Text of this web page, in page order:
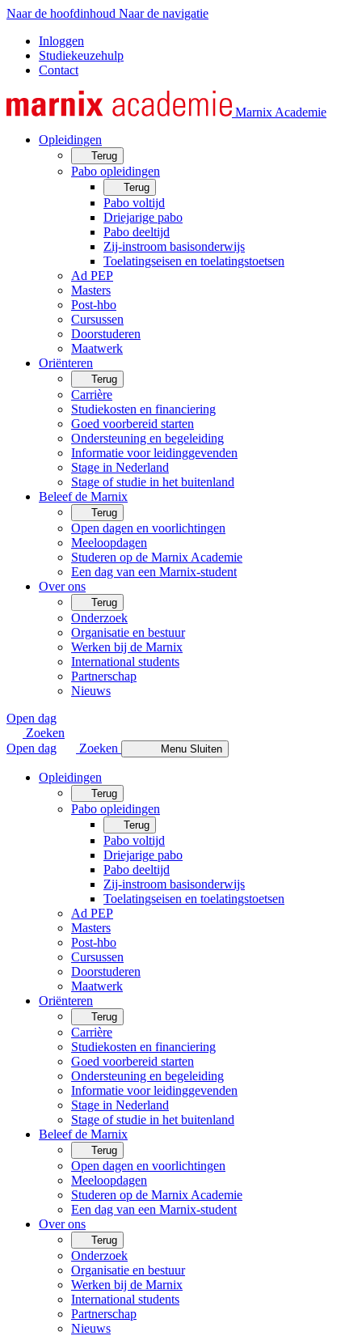
Naar de hoofdinhoud Naar de navigatie
Inloggen
Studiekeuzehulp
Contact
Marnix Academie
Opleidingen
Terug
Pabo opleidingen
Terug
Pabo voltijd
Driejarige pabo
Pabo deeltijd
Zij-instroom basisonderwijs
Toelatingseisen en toelatingstoetsen
Ad PEP
Masters
Post-hbo
Cursussen
Doorstuderen
Maatwerk
Oriënteren
Terug
Carrière
Studiekosten en financiering
Goed voorbereid starten
Ondersteuning en begeleiding
Informatie voor leidinggevenden
Stage in Nederland
Stage of studie in het buitenland
Beleef de Marnix
Terug
Open dagen en voorlichtingen
Meeloopdagen
Studeren op de Marnix Academie
Een dag van een Marnix-student
Over ons
Terug
Onderzoek
Organisatie en bestuur
Werken bij de Marnix
International students
Partnerschap
Nieuws
Open dag
Zoeken
Open dag
Zoeken Menu Sluiten
Opleidingen
Terug
Pabo opleidingen
Terug
Pabo voltijd
Driejarige pabo
Pabo deeltijd
Zij-instroom basisonderwijs
Toelatingseisen en toelatingstoetsen
Ad PEP
Masters
Post-hbo
Cursussen
Doorstuderen
Maatwerk
Oriënteren
Terug
Carrière
Studiekosten en financiering
Goed voorbereid starten
Ondersteuning en begeleiding
Informatie voor leidinggevenden
Stage in Nederland
Stage of studie in het buitenland
Beleef de Marnix
Terug
Open dagen en voorlichtingen
Meeloopdagen
Studeren op de Marnix Academie
Een dag van een Marnix-student
Over ons
Terug
Onderzoek
Organisatie en bestuur
Werken bij de Marnix
International students
Partnerschap
Nieuws